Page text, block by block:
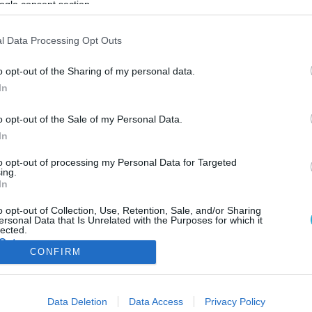
consent section.
Data Processing Opt Outs
opt-out of the Sharing of my personal data.
opt-out of the Sale of my Personal Data.
opt-out of processing my Personal Data for Targeted
opt-out of Collection, Use, Retention, Sale, and/or Sharing
Data that Is Unrelated with the Purposes for which it
allow Google to enable storage related to advertising like cookies on
CONFIRM
Data Deletion Data Access Privacy Policy
ΑΣΘΕΝΕΙΕΣ ΨΥΧΟΛΟΓΙΑ
ΦΑΡΜΑΚΑ
2 μόρια πιο…κοντά στη θεραπεία καρκίνου
διαβήτη βρίσκεται η Σellas Clinicals Holding
Συμφωνία αξίας 2,88 εκατ. ευρώ έκλεισε η ελληνικών
φαρμακευτική Σellas Clinical Holding με την κινεζική Shanghai
φαρμακευτικών μορίων κατά του καρκίνου και του διαβήτη. Η
σκοπεύει να χρησιμοποιήσει τα δύο χημικά μόρια για την
αντικαρκινικών θεραπειών και για κλινικές δομικές. Με βάση […]
22.10.2013 09:16
ΦΑΡΜΑΚΑ